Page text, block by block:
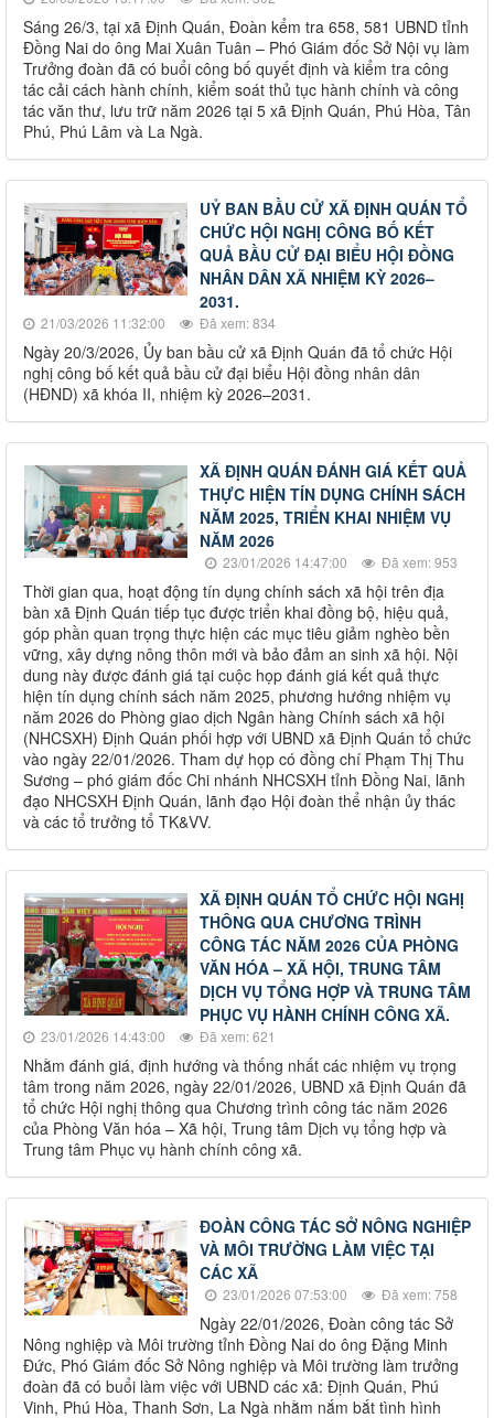
Sáng 26/3, tại xã Định Quán, Đoàn kểm tra 658, 581 UBND tỉnh
Đồng Nai do ông Mai Xuân Tuân – Phó Giám đốc Sở Nội vụ làm
Trưởng đoàn đã có buổi công bố quyết định và kiểm tra công
tác cải cách hành chính, kiểm soát thủ tục hành chính và công
tác văn thư, lưu trữ năm 2026 tại 5 xã Định Quán, Phú Hòa, Tân
Phú, Phú Lâm và La Ngà.
UỶ BAN BẦU CỬ XÃ ĐỊNH QUÁN TỔ
CHỨC HỘI NGHỊ CÔNG BỐ KẾT
QUẢ BẦU CỬ ĐẠI BIỂU HỘI ĐỒNG
NHÂN DÂN XÃ NHIỆM KỲ 2026–
2031.
21/03/2026 11:32:00 Đã xem: 834
Ngày 20/3/2026, Ủy ban bầu cử xã Định Quán đã tổ chức Hội
nghị công bố kết quả bầu cử đại biểu Hội đồng nhân dân
(HĐND) xã khóa II, nhiệm kỳ 2026–2031.
XÃ ĐỊNH QUÁN ĐÁNH GIÁ KẾT QUẢ
THỰC HIỆN TÍN DỤNG CHÍNH SÁCH
NĂM 2025, TRIỂN KHAI NHIỆM VỤ
NĂM 2026
23/01/2026 14:47:00 Đã xem: 953
Thời gian qua, hoạt động tín dụng chính sách xã hội trên địa
bàn xã Định Quán tiếp tục được triển khai đồng bộ, hiệu quả,
góp phần quan trọng thực hiện các mục tiêu giảm nghèo bền
vững, xây dựng nông thôn mới và bảo đảm an sinh xã hội. Nội
dung này được đánh giá tại cuộc họp đánh giá kết quả thực
hiện tín dụng chính sách năm 2025, phương hướng nhiệm vụ
năm 2026 do Phòng giao dịch Ngân hàng Chính sách xã hội
(NHCSXH) Định Quán phối hợp với UBND xã Định Quán tổ chức
vào ngày 22/01/2026. Tham dự họp có đồng chí Phạm Thị Thu
Sương – phó giám đốc Chi nhánh NHCSXH tỉnh Đồng Nai, lãnh
đạo NHCSXH Định Quán, lãnh đạo Hội đoàn thể nhận ủy thác
và các tổ trưởng tổ TK&VV.
XÃ ĐỊNH QUÁN TỔ CHỨC HỘI NGHỊ
THÔNG QUA CHƯƠNG TRÌNH
CÔNG TÁC NĂM 2026 CỦA PHÒNG
VĂN HÓA – XÃ HỘI, TRUNG TÂM
DỊCH VỤ TỔNG HỢP VÀ TRUNG TÂM
PHỤC VỤ HÀNH CHÍNH CÔNG XÃ.
23/01/2026 14:43:00 Đã xem: 621
Nhằm đánh giá, định hướng và thống nhất các nhiệm vụ trọng
tâm trong năm 2026, ngày 22/01/2026, UBND xã Định Quán đã
tổ chức Hội nghị thông qua Chương trình công tác năm 2026
của Phòng Văn hóa – Xã hội, Trung tâm Dịch vụ tổng hợp và
Trung tâm Phục vụ hành chính công xã.
ĐOÀN CÔNG TÁC SỞ NÔNG NGHIỆP
VÀ MÔI TRƯỜNG LÀM VIỆC TẠI
CÁC XÃ
23/01/2026 07:53:00 Đã xem: 758
Ngày 22/01/2026, Đoàn công tác Sở
Nông nghiệp và Môi trường tỉnh Đồng Nai do ông Đặng Minh
Đức, Phó Giám đốc Sở Nông nghiệp và Môi trường làm trưởng
đoàn đã có buổi làm việc với UBND các xã: Định Quán, Phú
Vinh, Phú Hòa, Thanh Sơn, La Ngà nhằm nắm bắt tình hình